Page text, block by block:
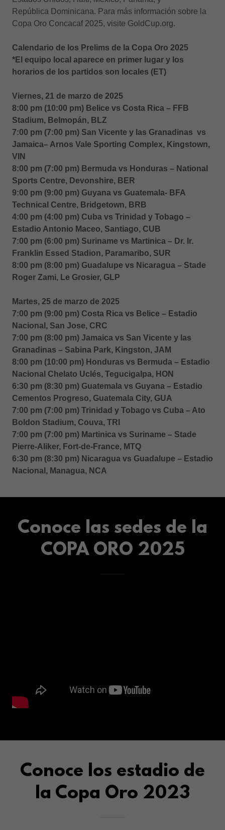
República Dominicana. Para más información sobre la
Copa Oro Concacaf 2025, visite GoldCup.org.
Calendario de los Prelims de la Copa Oro 2025
*El equipo local aparece en primer lugar y los
horarios de los partidos son locales (ET)
Viernes, 21 de marzo de 2025
8:00 pm (10:00 pm) Belice vs Costa Rica – FFB
Stadium, Belmopán, BLZ
7:00 pm (7:00 pm) San Vicente y las Granadinas vs
Jamaica– Arnos Vale Sporting Complex, Kingstown,
VIN
8:00 pm (7:00 pm) Bermuda vs Honduras – National
Sports Centre, Devonshire, BER
9:00 pm (9:00 pm) Guyana vs Guatemala- BFA
Technical Centre, Bridgetown, BRB
4:00 pm (4:00 pm) Cuba vs Trinidad y Tobago –
Estadio Antonio Maceo, Santiago, CUB
7:00 pm (6:00 pm) Suriname vs Martinica – Dr. Ir.
Franklin Essed Stadion, Paramaribo, SUR
8:00 pm (8:00 pm) Guadalupe vs Nicaragua – Stade
Roger Zami, Le Grosier, GLP
Martes, 25 de marzo de 2025
7:00 pm (9:00 pm) Costa Rica vs Belice – Estadio
Nacional, San Jose, CRC
7:00 pm (8:00 pm) Jamaica vs San Vicente y las
Granadinas – Sabina Park, Kingston, JAM
8:00 pm (10:00 pm) Honduras vs Bermuda – Estadio
Nacional Chelato Uclés, Tegucigalpa, HON
6:30 pm (8:30 pm) Guatemala vs Guyana – Estadio
Cementos Progreso, Guatemala City, GUA
7:00 pm (7:00 pm) Trinidad y Tobago vs Cuba – Ato
Boldon Stadium, Couva, TRI
7:00 pm (7:00 pm) Martinica vs Suriname – Stade
Pierre-Aliker, Fort-de-France, MTQ
6:30 pm (8:30 pm) Nicaragua vs Guadalupe – Estadio
Nacional, Managua, NCA
Conoce las sedes de la
COPA ORO 2025
Conoce los estadio de
la Copa Oro 2023